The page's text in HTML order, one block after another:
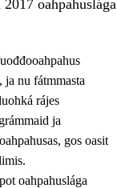
oahpahuslága
nu fátmmasta
rájes
ja
gos oasit
oahpahuslága